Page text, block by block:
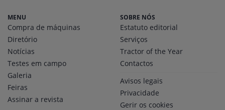
MENU
Compra de máquinas
Diretório
Notícias
Testes em campo
Galeria
Feiras
Assinar a revista
SOBRE NÓS
Estatuto editorial
Serviços
Tractor of the Year
Contactos
Avisos legais
Privacidade
Gerir os cookies